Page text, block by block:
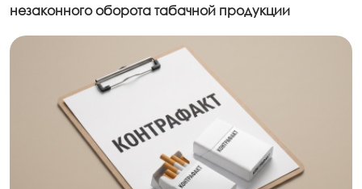
незаконного оборота табачной продукции